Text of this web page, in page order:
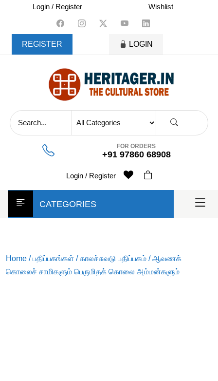
content
Login / Register Wishlist
REGISTER LOGIN
FOR ORDERS
+91 97860 68908
Login / Register
CATEGORIES
Home /பதிப்பகங்கள் /காலச்சுவடு பதிப்பகம் / ஆவணக்
கொலைச் சாமிகளும் பெருமிதக் கொலை அம்மன்களும்